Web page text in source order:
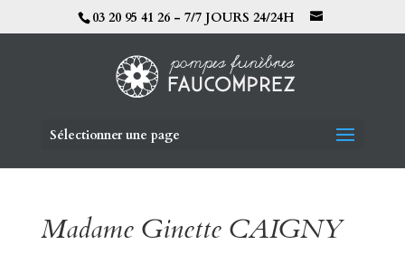
03 20 95 41 26 - 7/7 JOURS 24/24H
Sélectionner une page
Madame Ginette CAIGNY